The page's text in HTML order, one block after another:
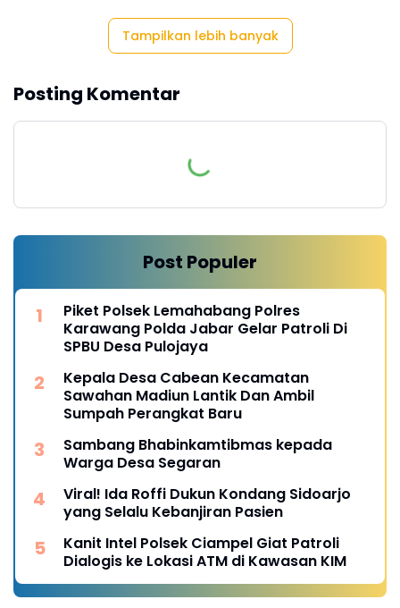
Tampilkan lebih banyak
Posting Komentar
Post Populer
Piket Polsek Lemahabang Polres
Karawang Polda Jabar Gelar Patroli Di
SPBU Desa Pulojaya
Kepala Desa Cabean Kecamatan
Sawahan Madiun Lantik Dan Ambil
Sumpah Perangkat Baru
Sambang Bhabinkamtibmas kepada
Warga Desa Segaran
Viral! Ida Roffi Dukun Kondang Sidoarjo
yang Selalu Kebanjiran Pasien
Kanit Intel Polsek Ciampel Giat Patroli
Dialogis ke Lokasi ATM di Kawasan KIM